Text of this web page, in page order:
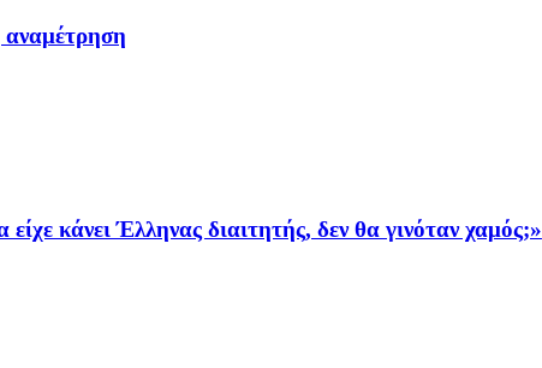
αναμέτρηση
κάνει Έλληνας διαιτητής, δεν θα γινόταν χαμός;»